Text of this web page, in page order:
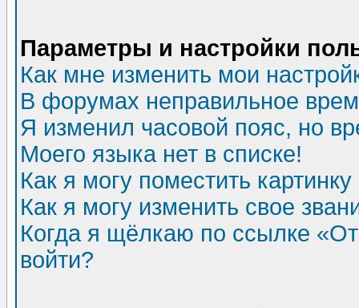
Параметры и настройки
Как мне изменить мои
В форумах неправильное
Я изменил часовой пояс, но
Моего языка нет в списке!
Как я могу поместить
Как я могу изменить свое
Когда я щёлкаю по ссылке
войти?